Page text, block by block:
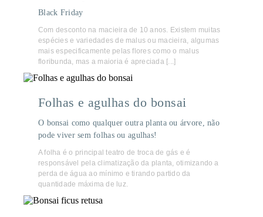
Black Friday
Com desconto na macieira de 10 anos. Existem muitas
espécies e variedades de malus ou macieira, algumas
mais especificamente pelas flores como o malus
floribunda, mas a maioria é apreciada [...]
Folhas e agulhas do bonsai
O bonsai como qualquer outra planta ou árvore, não
pode viver sem folhas ou agulhas!
A folha é o principal teatro de troca de gás e é
responsável pela climatização da planta, otimizando a
perda de água ao mínimo e tirando partido da
quantidade máxima de luz.